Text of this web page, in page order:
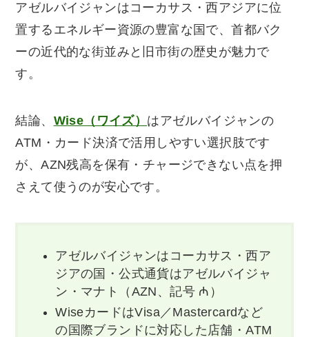
アゼルバイジャンはコーカサス・西アジアに位
置するエネルギー資源の豊富な国で、首都バク
ーの近代的な街並みと旧市街の歴史が魅力で
す。
結論、 Wise（ワイズ） はアゼルバイジャンの
ATM・カード決済で活用しやすい選択肢です
が、AZN残高を保有・チャージできない点を押
さえて使うのが安心です。
アゼルバイジャンはコーカサス・西ア
ジアの国・公式通貨はアゼルバイジャ
ン・マナト（AZN、記号 ₼）
WiseカードはVisa／Mastercardなど
の国際ブランドに対応した店舗・ATM